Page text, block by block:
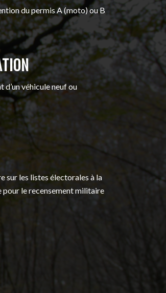
du permis A (moto) ou B
d’un véhicule neuf ou
sur les listes électorales à la
pour le recensement militaire